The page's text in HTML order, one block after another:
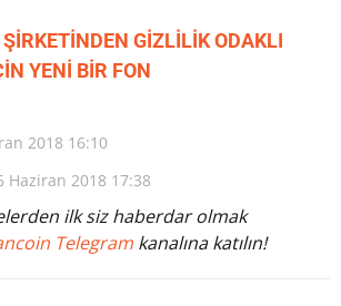
GİZLİLİK ODAKLI
YENİ BİR FON
2018 16:10
Haziran 2018 17:38
ilk siz haberdar olmak
Telegram kanalına katılın!